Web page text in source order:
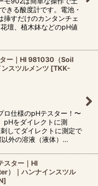
きる酸度計です。電池・
挿すだけのカンタンチェ
壇、植木鉢などのpH値
ー｜HI 981030（Soil
スツルメンツ [TKK-
ロ仕様のpHテスター！〜
pHをダイレクトに測
してダイレクトに測定で
外の溶液（液体）…
ター｜HI
）｜ハンナインスツル
]